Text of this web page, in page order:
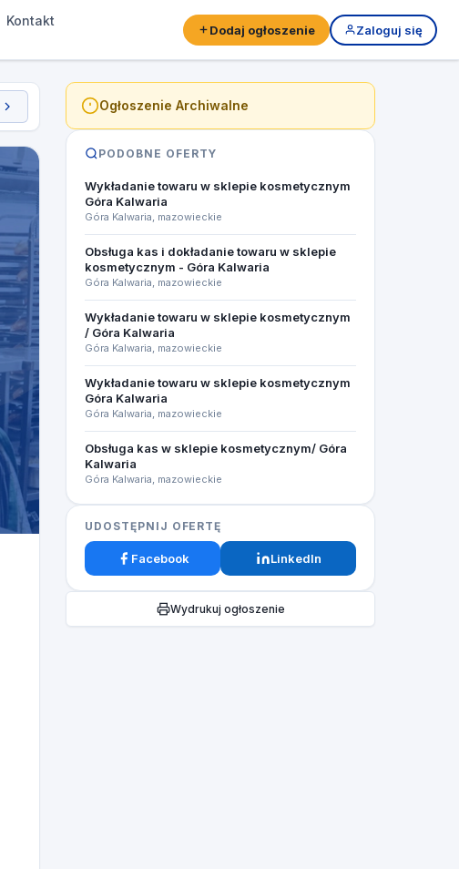
Kontakt
Dodaj ogłoszenie Zaloguj się
Ogłoszenie Archiwalne
PODOBNE OFERTY
Wykładanie towaru w sklepie kosmetycznym
Góra Kalwaria
Góra Kalwaria, mazowieckie
Obsługa kas i dokładanie towaru w sklepie
kosmetycznym - Góra Kalwaria
Góra Kalwaria, mazowieckie
Wykładanie towaru w sklepie kosmetycznym
/ Góra Kalwaria
Góra Kalwaria, mazowieckie
Wykładanie towaru w sklepie kosmetycznym
Góra Kalwaria
Góra Kalwaria, mazowieckie
Obsługa kas w sklepie kosmetycznym/ Góra
Kalwaria
Góra Kalwaria, mazowieckie
UDOSTĘPNIJ OFERTĘ
Facebook LinkedIn
Wydrukuj ogłoszenie